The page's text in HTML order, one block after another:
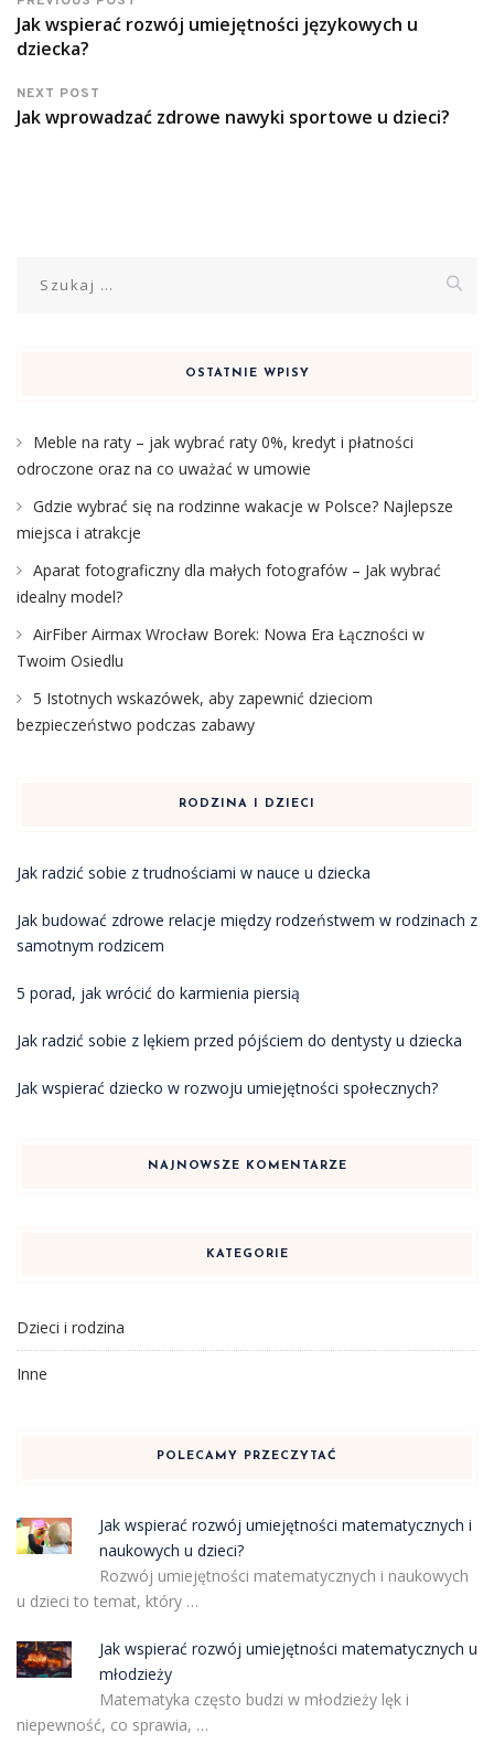
Jak wspierać rozwój umiejętności językowych u
dziecka?
NEXT POST
Jak wprowadzać zdrowe nawyki sportowe u dzieci?
OSTATNIE WPISY
Meble na raty – jak wybrać raty 0%, kredyt i płatności
odroczone oraz na co uważać w umowie
Gdzie wybrać się na rodzinne wakacje w Polsce? Najlepsze
miejsca i atrakcje
Aparat fotograficzny dla małych fotografów – Jak wybrać
idealny model?
AirFiber Airmax Wrocław Borek: Nowa Era Łączności w
Twoim Osiedlu
5 Istotnych wskazówek, aby zapewnić dzieciom
bezpieczeństwo podczas zabawy
RODZINA I DZIECI
Jak radzić sobie z trudnościami w nauce u dziecka
Jak budować zdrowe relacje między rodzeństwem w rodzinach z
samotnym rodzicem
5 porad, jak wrócić do karmienia piersią
Jak radzić sobie z lękiem przed pójściem do dentysty u dziecka
Jak wspierać dziecko w rozwoju umiejętności społecznych?
NAJNOWSZE KOMENTARZE
KATEGORIE
Dzieci i rodzina
Inne
POLECAMY PRZECZYTAĆ
Jak wspierać rozwój umiejętności matematycznych i
naukowych u dzieci?
Rozwój umiejętności matematycznych i naukowych
u dzieci to temat, który …
Jak wspierać rozwój umiejętności matematycznych u
młodzieży
Matematyka często budzi w młodzieży lęk i
niepewność, co sprawia, …